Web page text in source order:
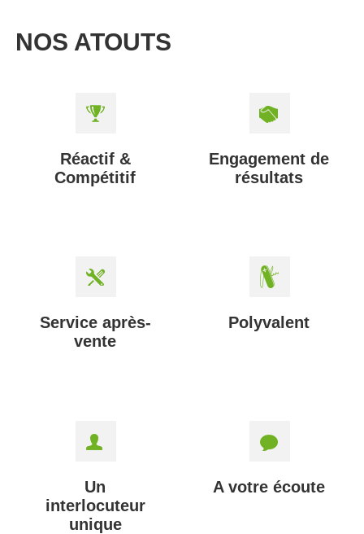
NOS ATOUTS
Réactif &
Compétitif
Engagement de
résultats
Service après-
vente
Polyvalent
Un
interlocuteur
unique
A votre écoute